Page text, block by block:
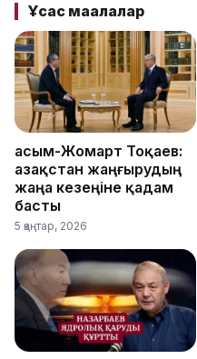
Ұқсас мақалалар
Қасым-Жомарт Тоқаев:
Қазақстан жаңғырудың
жаңа кезеңіне қадам
басты
5 қаңтар, 2026